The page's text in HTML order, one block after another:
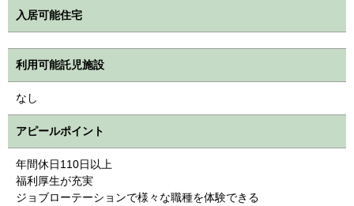
入居可能住宅
利用可能託児施設
なし
アピールポイント
年間休日110日以上
福利厚生が充実
ジョブローテーションで様々な職種を体験できる